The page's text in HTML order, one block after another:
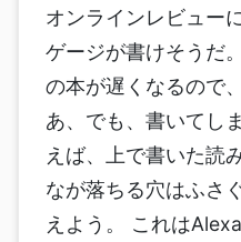
オンラインレビュー
ゲージが書けそうだ
の本が遅くなるので
あ、でも、書いてし
えば、上で書いた読
なが落ちる穴はふさ
えよう。 これは